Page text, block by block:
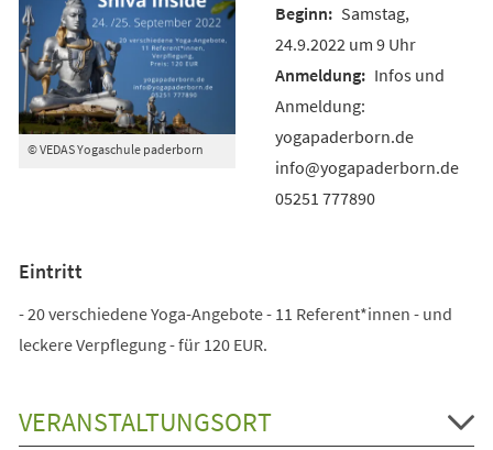
© VEDAS Yogaschule paderborn
Samstag,
24.9.2022 um 9 Uhr
Infos und
Anmeldung:
yogapaderborn.de
info@yogapaderborn.de
05251 777890
Eintritt
- 20 verschiedene Yoga-Angebote - 11 Referent*innen - und
leckere Verpflegung - für 120 EUR.
VERANSTALTUNGSORT